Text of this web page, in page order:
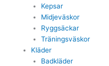
Kepsar
Midjeväskor
Ryggsäckar
Träningsväskor
Kläder
Badkläder